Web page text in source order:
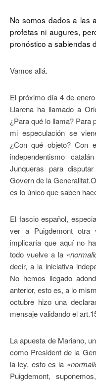
No somos dados a las
profetas ni augures,
pronóstico a sabiendas
Vamos allá.
El próximo día 4 de
Llarena ha llamado a
¿Para qué lo llama? Para
mi especulación se
¿Con qué objeto? Con
independentismo
Junqueras para
Govern de la
es lo único que saben
El fascio español,
ver a Puigdemont otra
implicaría que aquí no
todo vuelve a la
decir, a la iniciativa
No hemos llegado
anterior, esto es, a lo
octubre hizo una
mensaje validando el
La apuesta de Mariano,
como President de la
la ley, esto es la
Puigdemont,